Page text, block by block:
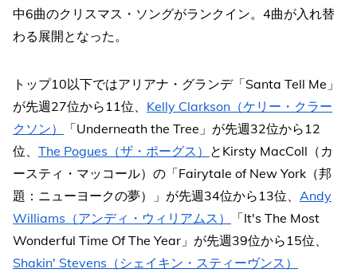
中6曲のクリスマス・ソングがランクイン。4曲が入れ替
わる展開となった。
トップ10以下ではアリアナ・グランデ「Santa Tell Me」
が先週27位から11位、 Kelly Clarkson（ケリー・クラー
クソン）
「Underneath the Tree」が先週32位から12
位、 The Pogues（ザ・ポーグス） とKirsty MacColl（カ
ースティ・マッコール）の「Fairytale of New York（邦
題：ニューヨークの夢）」が先週34位から13位、 Andy
Williams（アンディ・ウィリアムス）
「It's The Most
Wonderful Time Of The Year」が先週39位から15位、
Shakin' Stevens（シェイキン・スティーヴンス）